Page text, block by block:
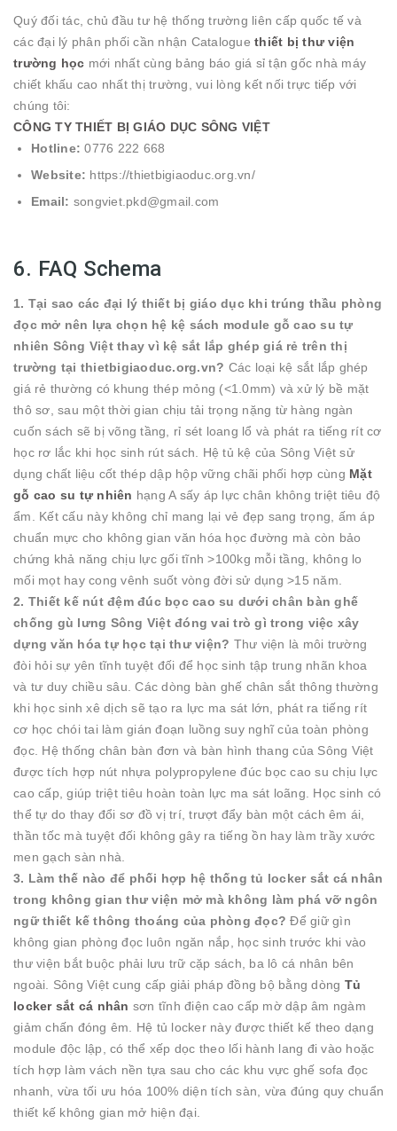
Quý đối tác, chủ đầu tư hệ thống trường liên cấp quốc tế và
các đại lý phân phối cần nhận Catalogue thiết bị thư viện
trường học mới nhất cùng bảng báo giá sỉ tận gốc nhà máy
chiết khấu cao nhất thị trường, vui lòng kết nối trực tiếp với
chúng tôi:
CÔNG TY THIẾT BỊ GIÁO DỤC SÔNG VIỆT
Hotline: 0776 222 668
Website: https://thietbigiaoduc.org.vn/
Email: songviet.pkd@gmail.com
6. FAQ Schema
1. Tại sao các đại lý thiết bị giáo dục khi trúng thầu phòng
đọc mở nên lựa chọn hệ kệ sách module gỗ cao su tự
nhiên Sông Việt thay vì kệ sắt lắp ghép giá rẻ trên thị
trường tại thietbigiaoduc.org.vn? Các loại kệ sắt lắp ghép
giá rẻ thường có khung thép mỏng (<1.0mm) và xử lý bề mặt
thô sơ, sau một thời gian chịu tải trọng nặng từ hàng ngàn
cuốn sách sẽ bị võng tầng, rỉ sét loang lổ và phát ra tiếng rít cơ
học rơ lắc khi học sinh rút sách. Hệ tủ kệ của Sông Việt sử
dụng chất liệu cốt thép dập hộp vững chãi phối hợp cùng Mặt
gỗ cao su tự nhiên hạng A sấy áp lực chân không triệt tiêu độ
ẩm. Kết cấu này không chỉ mang lại vẻ đẹp sang trọng, ấm áp
chuẩn mực cho không gian văn hóa học đường mà còn bảo
chứng khả năng chịu lực gối tĩnh>100kg mỗi tầng, không lo
mối mọt hay cong vênh suốt vòng đời sử dụng >15 năm.
2. Thiết kế nút đệm đúc bọc cao su dưới chân bàn ghế
chống gù lưng Sông Việt đóng vai trò gì trong việc xây
dựng văn hóa tự học tại thư viện? Thư viện là môi trường
đòi hỏi sự yên tĩnh tuyệt đối để học sinh tập trung nhãn khoa
và tư duy chiều sâu. Các dòng bàn ghế chân sắt thông thường
khi học sinh xê dịch sẽ tạo ra lực ma sát lớn, phát ra tiếng rít
cơ học chói tai làm gián đoạn luồng suy nghĩ của toàn phòng
đọc. Hệ thống chân bàn đơn và bàn hình thang của Sông Việt
được tích hợp nút nhựa polypropylene đúc bọc cao su chịu lực
cao cấp, giúp triệt tiêu hoàn toàn lực ma sát loãng. Học sinh có
thể tự do thay đổi sơ đồ vị trí, trượt đẩy bàn một cách êm ái,
thần tốc mà tuyệt đối không gây ra tiếng ồn hay làm trầy xước
men gạch sàn nhà.
3. Làm thế nào để phối hợp hệ thống tủ locker sắt cá nhân
trong không gian thư viện mở mà không làm phá vỡ ngôn
ngữ thiết kế thông thoáng của phòng đọc? Để giữ gìn
không gian phòng đọc luôn ngăn nắp, học sinh trước khi vào
thư viện bắt buộc phải lưu trữ cặp sách, ba lô cá nhân bên
ngoài. Sông Việt cung cấp giải pháp đồng bộ bằng dòng Tủ
locker sắt cá nhân sơn tĩnh điện cao cấp mờ dập âm ngàm
giảm chấn đóng êm. Hệ tủ locker này được thiết kế theo dạng
module độc lập, có thể xếp dọc theo lối hành lang đi vào hoặc
tích hợp làm vách nền tựa sau cho các khu vực ghế sofa đọc
nhanh, vừa tối ưu hóa 100% diện tích sàn, vừa đúng quy chuẩn
thiết kế không gian mở hiện đại.